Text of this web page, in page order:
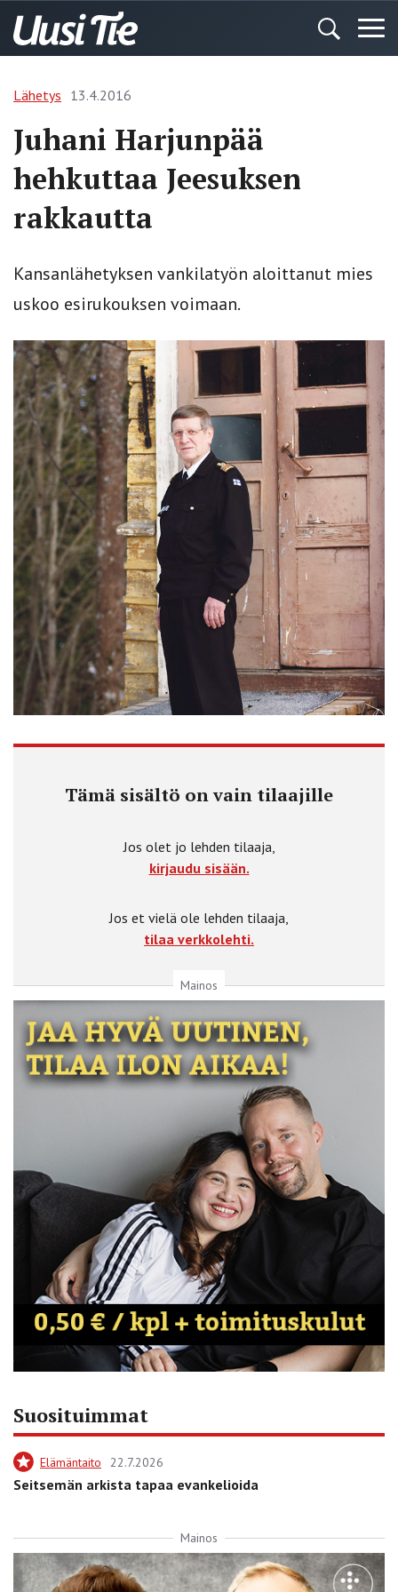
Lähetys 13.4.2016
Juhani Harjunpää
hehkuttaa Jeesuksen
rakkautta
Kansanlähetyksen vankilatyön aloittanut mies
uskoo esirukouksen voimaan.
Tämä sisältö on vain tilaajille
Jos olet jo lehden tilaaja,
kirjaudu sisään.
Jos et vielä ole lehden tilaaja,
tilaa verkkolehti.
Mainos
Suosituimmat
Elämäntaito 22.7.2026
Seitsemän arkista tapaa evankelioida
Mainos